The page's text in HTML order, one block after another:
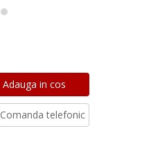
Comanda telefonic